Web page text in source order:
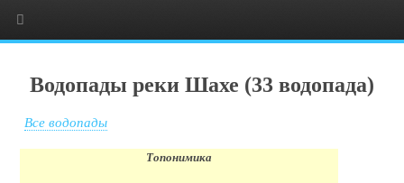
Водопады реки Шахе (33 водопада)
Все водопады
Топонимика